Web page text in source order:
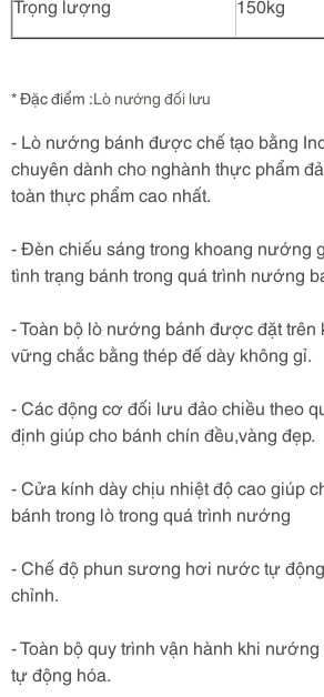
* Đặc điểm :Lò nướng đối lưu
- Lò nướng bánh được chế tạo bằng
chuyên dành cho nghành thực phẩm
toàn thực phẩm cao nhất.
- Đèn chiếu sáng trong khoang nướng
tình trạng bánh trong quá trình nướng
- Toàn bộ lò nướng bánh được đặt trên
vững chắc bằng thép đế dày không gỉ.
- Các động cơ đối lưu đảo chiều theo
định giúp cho bánh chín đều,vàng đẹp.
- Cửa kính dày chịu nhiệt độ cao giúp
bánh trong lò trong quá trình nướng
- Chế độ phun sương hơi nước tự
chỉnh.
- Toàn bộ quy trình vận hành khi
tự động hóa.